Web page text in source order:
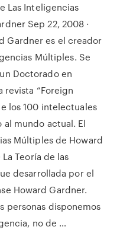
Las Inteligencias
Sep 22, 2008 ·
Gardner es el creador
Múltiples. Se
Doctorado en
revista “Foreign
los 100 intelectuales
mundo actual. El
Múltiples de Howard
La Teoría de las
desarrollada por el
Howard Gardner.
personas disponemos
no de …